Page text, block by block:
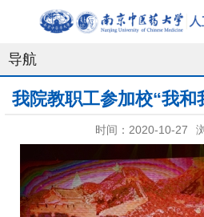
导航
我院教职工参加校“我和
时间：2020-10-27